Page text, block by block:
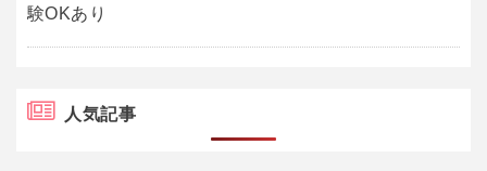
人気記事